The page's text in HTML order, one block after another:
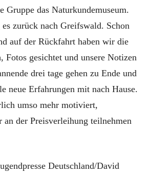
Gruppe das Naturkundemuseum.
zurück nach Greifswald. Schon
auf der Rückfahrt haben wir die
Fotos gesichtet und unsere Notizen
drei tage gehen zu Ende und
neue Erfahrungen mit nach Hause.
umso mehr motiviert,
an der Preisverleihung teilnehmen
Deutschland/David